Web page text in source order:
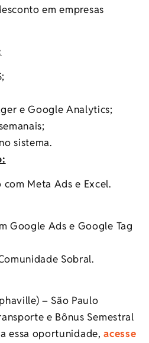
em empresas
e Google Analytics;
sistema.
Meta Ads e Excel.
Google Ads e Google Tag
Sobral.
– São Paulo
e Bônus Semestral
essa oportunidade,acesse